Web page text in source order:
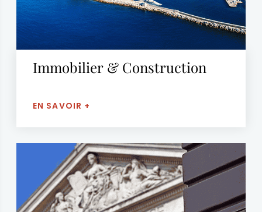
Immobilier & Construction
EN SAVOIR +